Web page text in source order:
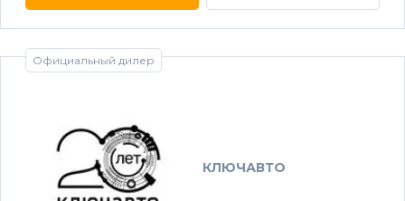
Официальный дилер
КЛЮЧАВТО